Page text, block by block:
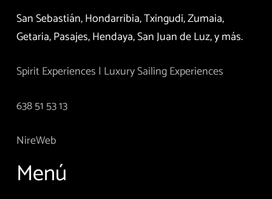
San Sebastián, Hondarribia, Txingudi, Zumaia,
Getaria, Pasajes, Hendaya, San Juan de Luz, y más.
Spirit Experiences | Luxury Sailing Experiences
638 51 53 13
NireWeb
Menú